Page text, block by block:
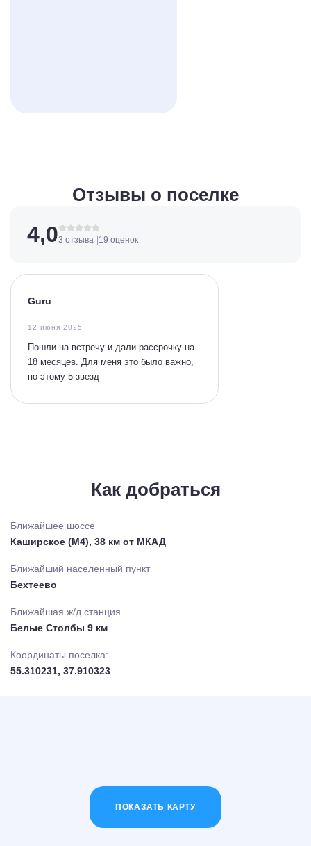
Отзывы о поселке
4,03 отзыва 19 оценок
Guru
12 июня 2025
Пошли на встречу и дали рассрочку на
18 месяцев. Для меня это было важно,
по этому 5 звезд
Как добраться
Ближайшее шоссе
Каширское (М4), 38 км от МКАД
Ближайший населенный пункт
Бехтеево
Ближайшая ж/д станция
Белые Столбы 9 км
Координаты поселка:
55.310231, 37.910323
ПОКАЗАТЬ КАРТУ